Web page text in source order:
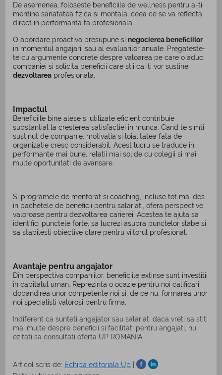
De asemenea, foloseste beneficiile de wellness pentru a-ti
mentine sanatatea fizica si mentala, ceea ce se va reflecta
direct in performanta ta profesionala.
O abordare proactiva presupune sinegocierea beneficiilor
in momentul angajarii sau al evaluarilor anuale. Pregateste-
te cu argumente concrete despre valoarea pe care o aduci
companiei si solicita beneficii care stii ca iti vor sustine
dezvoltarea profesionala.
Impactul
Beneficiile bine alese si utilizate eficient contribuie
substantial la cresterea satisfactiei in munca. Cand te simti
sustinut de companie, motivatia si loialitatea fata de
organizatie cresc considerabil. Acest lucru se traduce in
performante mai bune, relatii mai solide cu colegii si mai
multe oportunitati de avansare.
Si programele de mentorat si coaching, incluse tot mai des
in pachetele de beneficii pentru salariati, ofera perspective
valoroase pentru dezvoltarea carierei. Acestea te ajuta sa
identifici punctele forte, sa lucrezi asupra punctelor slabe si
sa stabilesti obiective clare pentru viitorul profesional.
Avantaje pentru angajator
Din perspectiva companiilor, beneficiile extinse sunt investitii
in capitalul uman. Reprezinta o ocazie pentru noi calificari,
dobandirea unor competente noi si, de ce nu, formarea unor
noi specialisti valorosi pentru firma.
Indiferent ca sunteti angajator sau salariat, daca vreti sa stiti
mai multe despre beneficii si facilitati pentru angajati, nu
ezitati sa consultati oferta UP ROMANIA.
Articol scris de: Echipa editoriala Up |